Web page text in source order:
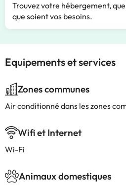
Trouvez votre hébergement,
que soient vos besoins.
Equipements et services
Zones communes
Air conditionné dans les zones
Wifi et Internet
Wi-Fi
Animaux domestiques